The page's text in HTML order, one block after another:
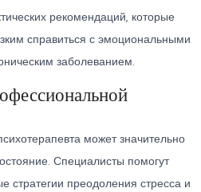
рекомендаций, которые
справиться с эмоциональными
заболеванием.
может значительно
Специалисты помогут
стратегии преодоления стресса и